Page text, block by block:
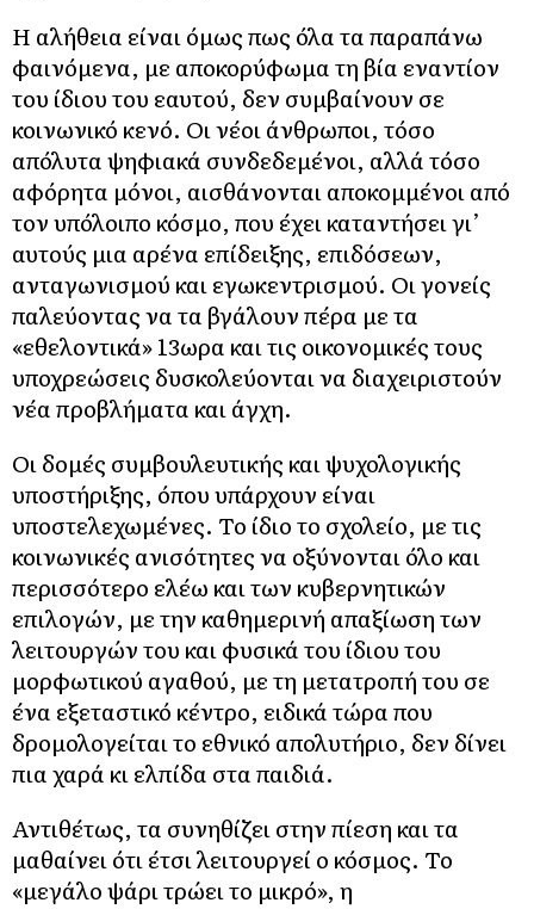
Η αλήθεια είναι όμως πως όλα τα παραπάνω
φαινόμενα, με αποκορύφωμα τη βία εναντίον
του ίδιου του εαυτού, δεν συμβαίνουν σε
κοινωνικό κενό. Οι νέοι άνθρωποι, τόσο
απόλυτα ψηφιακά συνδεδεμένοι, αλλά τόσο
αφόρητα μόνοι, αισθάνονται αποκομμένοι από
τον υπόλοιπο κόσμο, που έχει καταντήσει γι’
αυτούς μια αρένα επίδειξης, επιδόσεων,
ανταγωνισμού και εγωκεντρισμού. Οι γονείς
παλεύοντας να τα βγάλουν πέρα με τα
«εθελοντικά» 13ωρα και τις οικονομικές τους
υποχρεώσεις δυσκολεύονται να διαχειριστούν
νέα προβλήματα και άγχη.
Οι δομές συμβουλευτικής και ψυχολογικής
υποστήριξης, όπου υπάρχουν είναι
υποστελεχωμένες. Το ίδιο το σχολείο, με τις
κοινωνικές ανισότητες να οξύνονται όλο και
περισσότερο ελέω και των κυβερνητικών
επιλογών, με την καθημερινή απαξίωση των
λειτουργών του και φυσικά του ίδιου του
μορφωτικού αγαθού, με τη μετατροπή του σε
ένα εξεταστικό κέντρο, ειδικά τώρα που
δρομολογείται το εθνικό απολυτήριο, δεν δίνει
πια χαρά κι ελπίδα στα παιδιά.
Αντιθέτως, τα συνηθίζει στην πίεση και τα
μαθαίνει ότι έτσι λειτουργεί ο κόσμος. Το
«μεγάλο ψάρι τρώει το μικρό», η